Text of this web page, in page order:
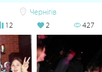
Чернігів
12
2 427